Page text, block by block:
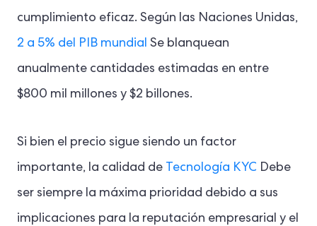
cumplimiento eficaz. Según las Naciones Unidas,
2 a 5% del PIB mundial Se blanquean
anualmente cantidades estimadas en entre
$800 mil millones y $2 billones.
Si bien el precio sigue siendo un factor
importante, la calidad de Tecnología KYC Debe
ser siempre la máxima prioridad debido a sus
implicaciones para la reputación empresarial y el